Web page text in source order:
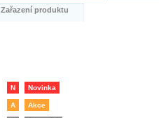
Zařazení produktu
N Novinka
A Akce